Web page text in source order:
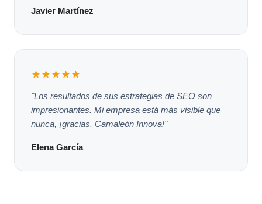
Javier Martínez
★★★★★
"Los resultados de sus estrategias de SEO son
impresionantes. Mi empresa está más visible que
nunca, ¡gracias, Camaleón Innova!"
Elena García